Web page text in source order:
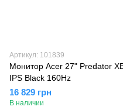
Артикул: 101839
Монитор Acer 27" Predator
IPS Black 160Hz
16 829 грн
В наличии